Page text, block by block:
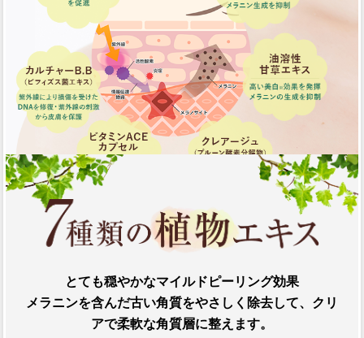
とても穏やかなマイルドピーリング効果
メラニンを含んだ古い角質をやさしく除去して、クリ
アで柔軟な角質層に整えます。